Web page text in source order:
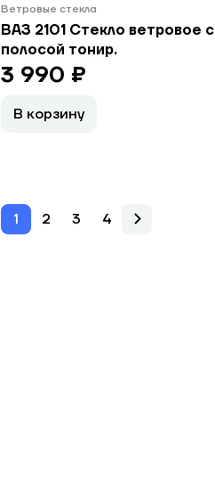
Ветровые стекла
ВАЗ 2101 Стекло ветровое с
полосой тонир.
3 990 ₽
В корзину
1 2 3 4